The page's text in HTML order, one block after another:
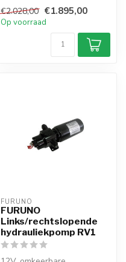
€2.028,00 €1.895,00
Op voorraad
FURUNO
FURUNO
Links/rechtslopende
hydrauliekpomp RV1